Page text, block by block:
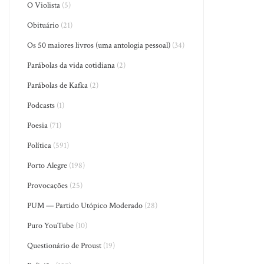
O Violista (5)
Obituário (21)
Os 50 maiores livros (uma antologia pessoal) (34)
Parábolas da vida cotidiana (2)
Parábolas de Kafka (2)
Podcasts (1)
Poesia (71)
Política (591)
Porto Alegre (198)
Provocações (25)
PUM — Partido Utópico Moderado (28)
Puro YouTube (10)
Questionário de Proust (19)